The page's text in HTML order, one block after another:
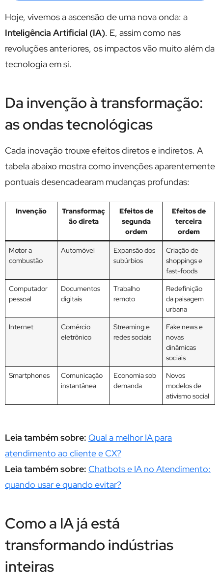
Hoje, vivemos a ascensão de uma nova onda: a
Inteligência Artificial (IA). E, assim como nas
revoluções anteriores, os impactos vão muito além da
tecnologia em si.
Da invenção à transformação:
as ondas tecnológicas
Cada inovação trouxe efeitos diretos e indiretos. A
tabela abaixo mostra como invenções aparentemente
pontuais desencadearam mudanças profundas:
Invenção
Transformaç
ão direta
Efeitos de
segunda
ordem
Efeitos de
terceira
ordem
Motor a
combustão
Automóvel
Expansão dos
subúrbios
Criação de
shoppings e
fast-foods
Computador
pessoal
Documentos
digitais
Trabalho
remoto
Redefinição
da paisagem
urbana
Internet
Comércio
eletrônico
Streaming e
redes sociais
Fake news e
novas
dinâmicas
sociais
Smartphones
Comunicação
instantânea
Economia sob
demanda
Novos
modelos de
ativismo social
Leia também sobre: Qual a melhor IA para
atendimento ao cliente e CX?
Leia também sobre: Chatbots e IA no Atendimento:
quando usar e quando evitar?
Como a IA já está
transformando indústrias
inteiras